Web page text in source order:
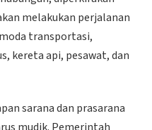
melakukan perjalanan
transportasi,
kereta api, pesawat, dan
sarana dan prasarana